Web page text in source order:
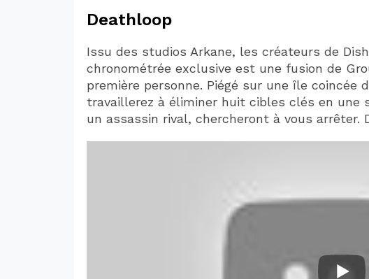
Deathloop
Issu des studios Arkane, les créateurs de
chronométrée exclusive est une fusion de
première personne. Piégé sur une île coincée
travaillerez à éliminer huit cibles clés en une
un assassin rival, chercheront à vous arrêter.